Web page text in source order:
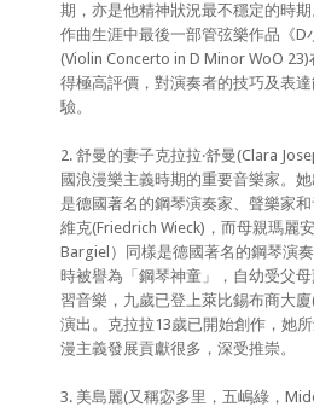
期，亦是他精神狀況最不穩定的時
作曲生涯中最後一部管弦樂作品《D
(Violin Concerto in D Minor WoO
得極高評價，對演奏者的技巧及表
驗。
2. 舒曼的妻子克拉拉‧舒曼(Clara
國浪漫樂主義時期的重要音樂家。
是德國著名的鋼琴演奏家、聲樂家
維克(Friedrich Wieck)，而母親瑪麗
Bargiel）同樣是德國著名的鋼琴演
時被譽為「鋼琴神童」，自幼受父
習音樂，九歲已登上萊比錫布商大
演出。克拉拉13歲已開始創作，她
漫主義發展貢獻很多，深受推崇。
3. 美島麗(又稱宓多里，五嶋綠，